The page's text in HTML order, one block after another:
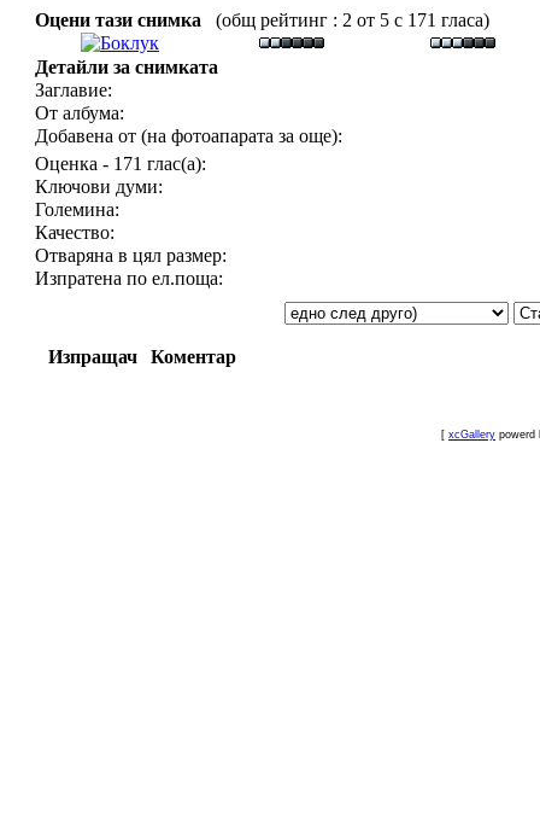
Оцени тази снимка (общ рейтинг : 2 от 5 с 171 гласа)
Детайли за снимката
Заглавие:
От албума:
Добавена от (на фотоапарата за още):
Оценка - 171 глас(а):
Ключови думи:
Големина:
Качество:
Отваряна в цял размер:
Изпратена по ел.поща:
Изпращач Коментар
[ xcGallery